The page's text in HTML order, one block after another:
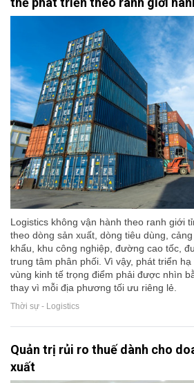
Logistics không vận hành theo ranh giới
theo dòng sản xuất, dòng tiêu dùng,
khẩu, khu công nghiệp, đường cao tốc,
trung tâm phân phối. Vì vậy, phát triển
vùng kinh tế trọng điểm phải được nhìn
thay vì mỗi địa phương tối ưu riêng lẻ.
Thời sự - Logistics
Quản trị rủi ro thuế dành cho
xuất